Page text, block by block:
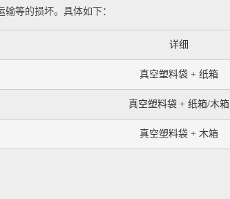
等的损坏。具体如下：
详细
真空塑料袋 + 纸箱
真空塑料袋 + 纸箱/木箱
真空塑料袋 + 木箱